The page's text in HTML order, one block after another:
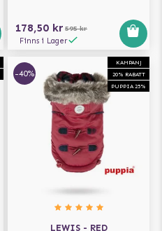
178,50 kr 595 kr
Finns i Lager
KAMPANJ
20% RABATT
PUPPIA 25%
-40%
LEWIS - RED